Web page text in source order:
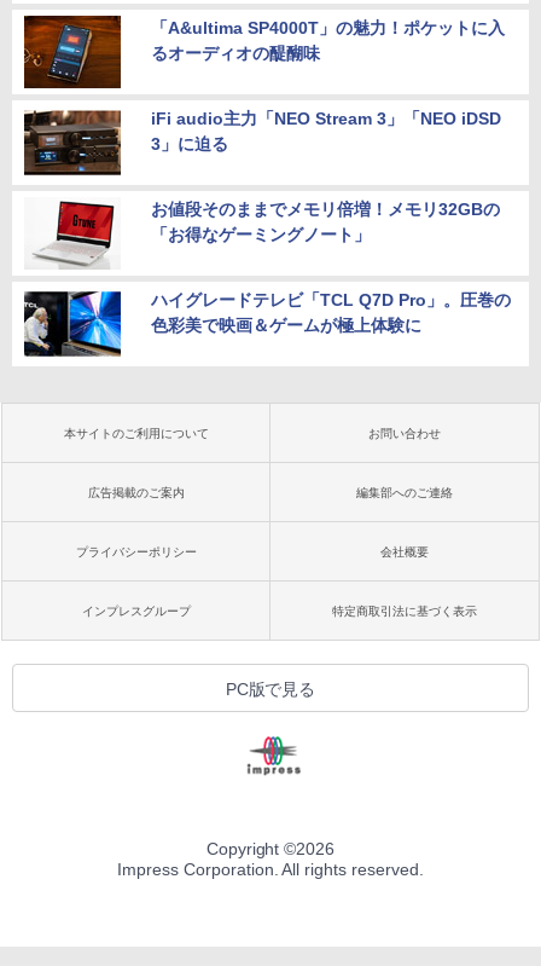
「A&ultima SP4000T」の魅力！ポケットに入
るオーディオの醍醐味
iFi audio主力「NEO Stream 3」「NEO iDSD
3」に迫る
お値段そのままでメモリ倍増！メモリ32GBの
「お得なゲーミングノート」
ハイグレードテレビ「TCL Q7D Pro」。圧巻の
色彩美で映画＆ゲームが極上体験に
本サイトのご利用について お問い合わせ
広告掲載のご案内 編集部へのご連絡
プライバシーポリシー 会社概要
インプレスグループ 特定商取引法に基づく表示
PC版で見る
Copyright ©2026
Impress Corporation. All rights reserved.